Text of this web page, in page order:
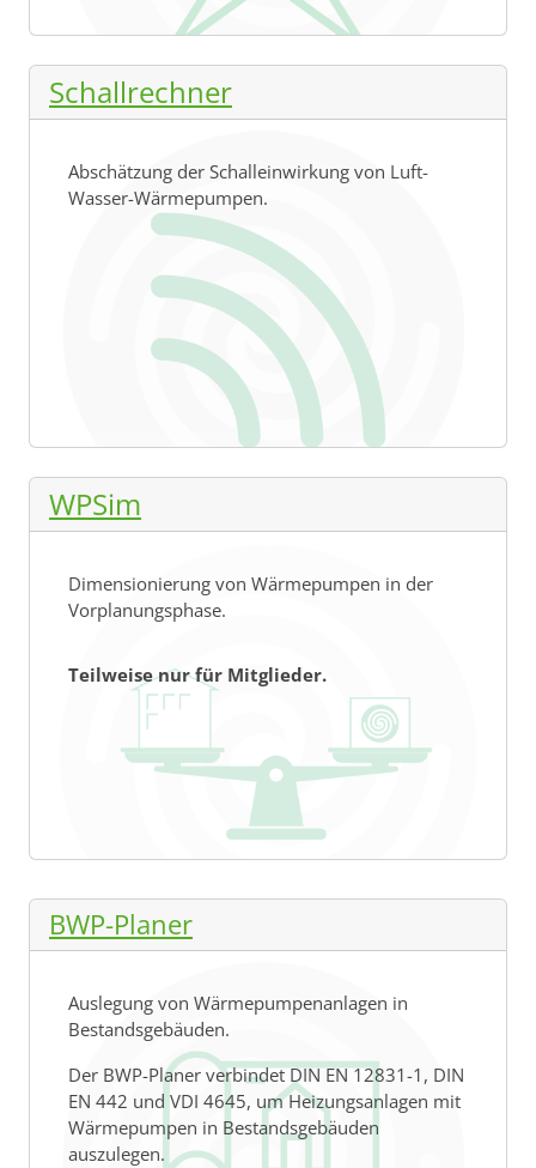
Schallrechner
Abschätzung der Schalleinwirkung von Luft-
Wasser-Wärmepumpen.
WPSim
Dimensionierung von Wärmepumpen in der
Vorplanungsphase.
Teilweise nur für Mitglieder.
BWP-Planer
Auslegung von Wärmepumpenanlagen in
Bestandsgebäuden.
Der BWP-Planer verbindet DIN EN 12831-1, DIN
EN 442 und VDI 4645, um Heizungsanlagen mit
Wärmepumpen in Bestandsgebäuden
auszulegen.